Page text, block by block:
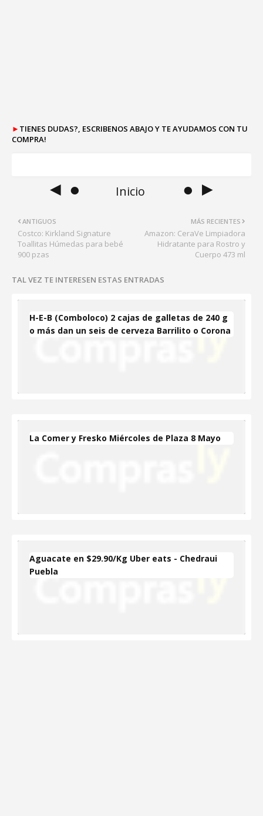
► TIENES DUDAS?, ESCRIBENOS ABAJO Y TE AYUDAMOS CON TU
COMPRA!
◄ ● Inicio ● ►
MÁS RECIENTES
Amazon: CeraVe Limpiadora
Hidratante para Rostro y
Cuerpo 473 ml
ANTIGUOS
Costco: Kirkland Signature
Toallitas Húmedas para bebé
900 pzas
TAL VEZ TE INTERESEN ESTAS ENTRADAS
H-E-B (Comboloco) 2 cajas de galletas de 240 g
o más dan un seis de cerveza Barrilito o Corona
La Comer y Fresko Miércoles de Plaza 8 Mayo
Aguacate en $29.90/Kg Uber eats - Chedraui
Puebla